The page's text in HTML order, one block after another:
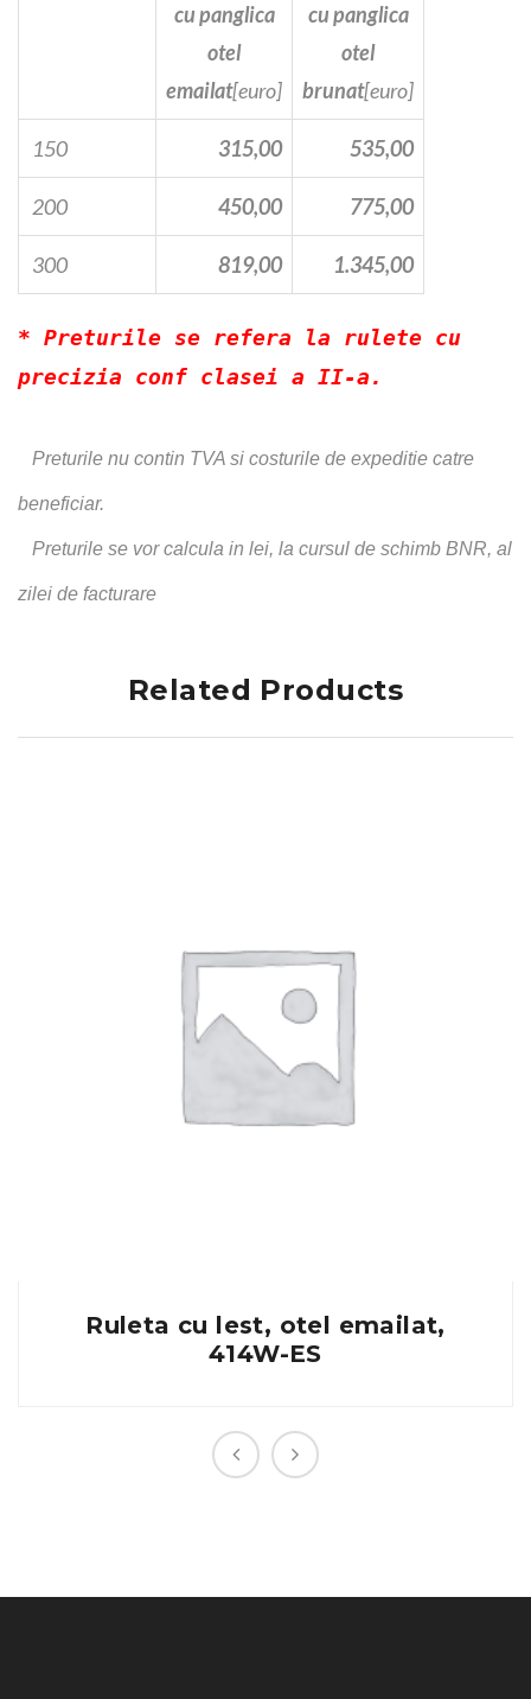
cu panglica
otel
emailat[euro]
cu panglica
otel
brunat[euro]
150 315,00 535,00
200 450,00 775,00
300 819,00 1.345,00
* Preturile se refera la rulete cu
precizia conf clasei a II-a.
Preturile nu contin TVA si costurile de expeditie catre
beneficiar.
Preturile se vor calcula in lei, la cursul de schimb BNR, al
zilei de facturare
Related Products
Ruleta cu lest, otel emailat,
414W-ES